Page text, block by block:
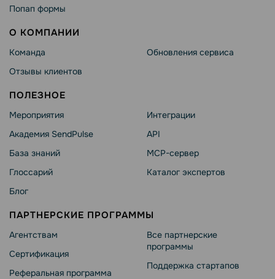
Попап формы
О КОМПАНИИ
Команда
Отзывы клиентов
Обновления сервиса
ПОЛЕЗНОЕ
Мероприятия
Академия SendPulse
База знаний
Глоссарий
Блог
Интеграции
API
MCP-сервер
Каталог экспертов
ПАРТНЕРСКИЕ ПРОГРАММЫ
Агентствам
Сертификация
Реферальная программа
Все партнерские
программы
Поддержка стартапов